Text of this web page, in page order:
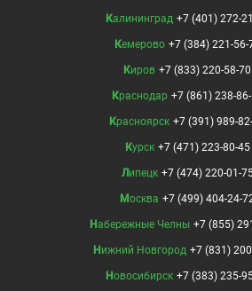
Калининград +7 (401) 272-
Кемерово +7 (384) 221-56-
Киров +7 (833) 220-58-70
Краснодар +7 (861) 238-
Красноярск +7 (391) 989-
Курск +7 (471) 223-80-45
Липецк +7 (474) 220-01-
Москва +7 (499) 404-24-
Набережные Челны +7 (855)
Нижний Новгород +7 (831)
Новосибирск +7 (383) 235-